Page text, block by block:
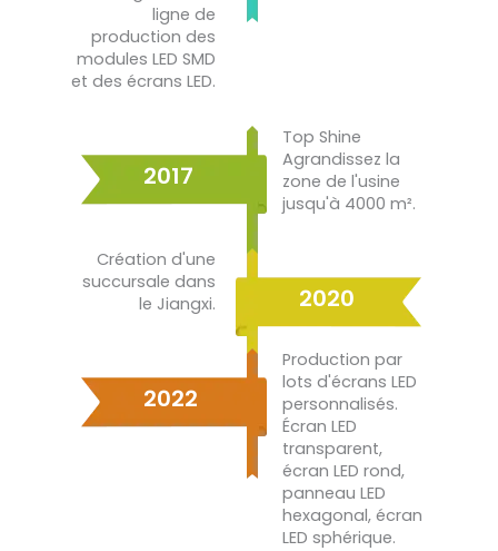
ligne de
production des
modules LED SMD
et des écrans LED.
Top Shine
Agrandissez la
zone de l'usine
jusqu'à 4000 m².
2017
Création d'une
succursale dans
le Jiangxi.
2020
Production par
lots d'écrans LED
personnalisés.
Écran LED
transparent,
écran LED rond,
panneau LED
hexagonal, écran
LED sphérique.
2022